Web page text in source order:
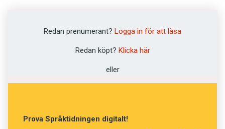
upphovsrättsligt skyddat.
Redan prenumerant? Logga in för att läsa
Redan köpt? Klicka här
eller
Prova Språktidningen digitalt!